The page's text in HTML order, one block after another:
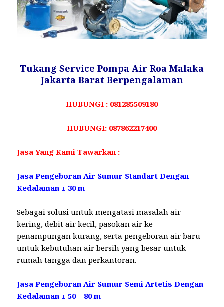
Tukang Service Pompa Air Roa Malaka
Jakarta Barat Berpengalaman
HUBUNGI : 081285509180
HUBUNGI: 087862217400
Jasa Yang Kami Tawarkan :
Jasa Pengeboran Air Sumur Standart Dengan
Kedalaman ± 30 m
Sebagai solusi untuk mengatasi masalah air
kering, debit air kecil, pasokan air ke
penampungan kurang, serta pengeboran air baru
untuk kebutuhan air bersih yang besar untuk
rumah tangga dan perkantoran.
Jasa Pengeboran Air Sumur Semi Artetis Dengan
Kedalaman ± 50 – 80 m